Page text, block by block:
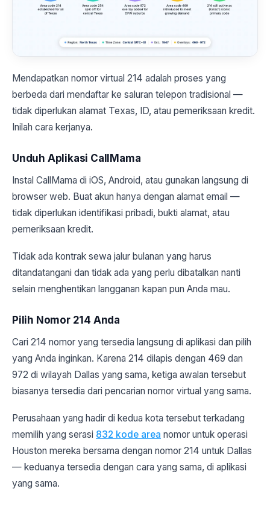
Mendapatkan nomor virtual 214 adalah proses yang
berbeda dari mendaftar ke saluran telepon tradisional —
tidak diperlukan alamat Texas, ID, atau pemeriksaan kredit.
Inilah cara kerjanya.
Unduh Aplikasi CallMama
Instal CallMama di iOS, Android, atau gunakan langsung di
browser web. Buat akun hanya dengan alamat email —
tidak diperlukan identifikasi pribadi, bukti alamat, atau
pemeriksaan kredit.
Tidak ada kontrak sewa jalur bulanan yang harus
ditandatangani dan tidak ada yang perlu dibatalkan nanti
selain menghentikan langganan kapan pun Anda mau.
Pilih Nomor 214 Anda
Cari 214 nomor yang tersedia langsung di aplikasi dan pilih
yang Anda inginkan. Karena 214 dilapis dengan 469 dan
972 di wilayah Dallas yang sama, ketiga awalan tersebut
biasanya tersedia dari pencarian nomor virtual yang sama.
Perusahaan yang hadir di kedua kota tersebut terkadang
memilih yang serasi 832 kode area nomor untuk operasi
Houston mereka bersama dengan nomor 214 untuk Dallas
— keduanya tersedia dengan cara yang sama, di aplikasi
yang sama.